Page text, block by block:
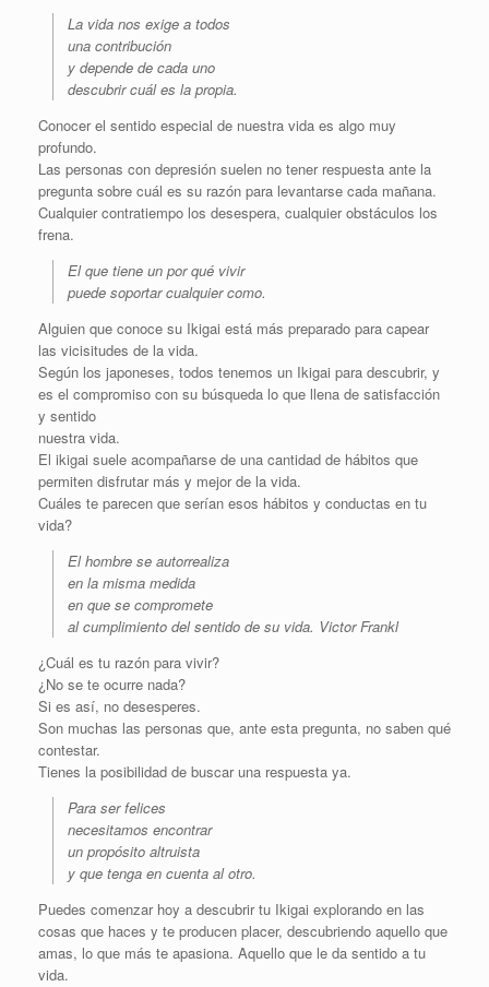
La vida nos exige a todos
una contribución
y depende de cada uno
descubrir cuál es la propia.
Conocer el sentido especial de nuestra vida es algo muy
profundo.
Las personas con depresión suelen no tener respuesta ante la
pregunta sobre cuál es su razón para levantarse cada mañana.
Cualquier contratiempo los desespera, cualquier obstáculos los
frena.
El que tiene un por qué vivir
puede soportar cualquier como.
Alguien que conoce su Ikigai está más preparado para capear
las vicisitudes de la vida.
Según los japoneses, todos tenemos un Ikigai para descubrir, y
es el compromiso con su búsqueda lo que llena de satisfacción
y sentido
nuestra vida.
El ikigai suele acompañarse de una cantidad de hábitos que
permiten disfrutar más y mejor de la vida.
Cuáles te parecen que serían esos hábitos y conductas en tu
vida?
El hombre se autorrealiza
en la misma medida
en que se compromete
al cumplimiento del sentido de su vida. Victor Frankl
¿Cuál es tu razón para vivir?
¿No se te ocurre nada?
Si es así, no desesperes.
Son muchas las personas que, ante esta pregunta, no saben qué
contestar.
Tienes la posibilidad de buscar una respuesta ya.
Para ser felices
necesitamos encontrar
un propósito altruista
y que tenga en cuenta al otro.
Puedes comenzar hoy a descubrir tu Ikigai explorando en las
cosas que haces y te producen placer, descubriendo aquello que
amas, lo que más te apasiona. Aquello que le da sentido a tu
vida.